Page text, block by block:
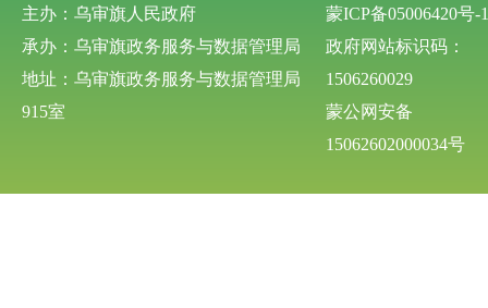
主办：乌审旗人民政府
承办：乌审旗政务服务与数据管理局
地址：乌审旗政务服务与数据管理局
915室
蒙ICP备05006420号-1
政府网站标识码：
1506260029
蒙公网安备
15062602000034号